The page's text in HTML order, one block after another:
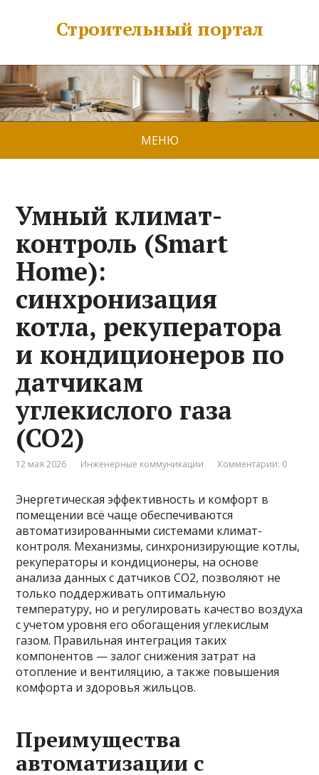
Строительный портал
МЕНЮ
Умный климат-
контроль (Smart
Home):
синхронизация
котла, рекуператора
и кондиционеров по
датчикам
углекислого газа
(CO2)
12 мая 2026 Инженерные коммуникации Комментарии: 0
Энергетическая эффективность и комфорт в
помещении всё чаще обеспечиваются
автоматизированными системами климат-
контроля. Механизмы, синхронизирующие котлы,
рекуператоры и кондиционеры, на основе
анализа данных с датчиков CO2, позволяют не
только поддерживать оптимальную
температуру, но и регулировать качество воздуха
с учетом уровня его обогащения углекислым
газом. Правильная интеграция таких
компонентов — залог снижения затрат на
отопление и вентиляцию, а также повышения
комфорта и здоровья жильцов.
Преимущества
автоматизации с